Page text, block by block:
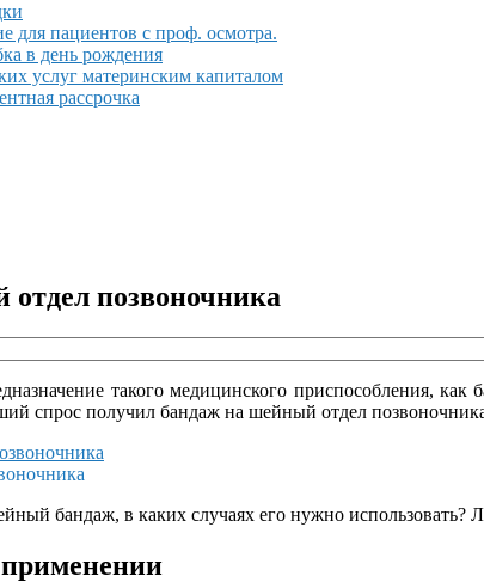
для пациентов с проф. осмотра.
в день рождения
услуг материнским капиталом
рассрочка
позвоночника
такого медицинского приспособления,
спрос получил бандаж на шейный отдел
бандаж, в каких случаях его нужно использовать?